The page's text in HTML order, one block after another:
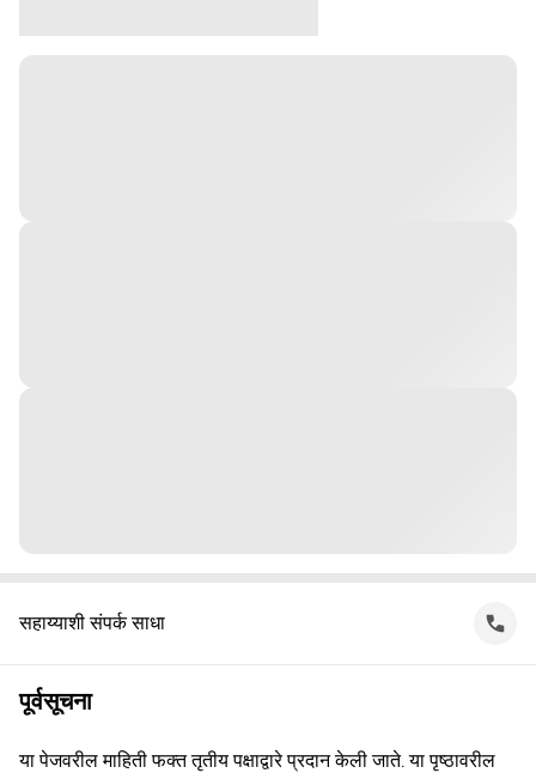
सहाय्याशी संपर्क साधा
पूर्वसूचना
या पेजवरील माहिती फक्त तृतीय पक्षाद्वारे प्रदान केली जाते. या पृष्ठावरील